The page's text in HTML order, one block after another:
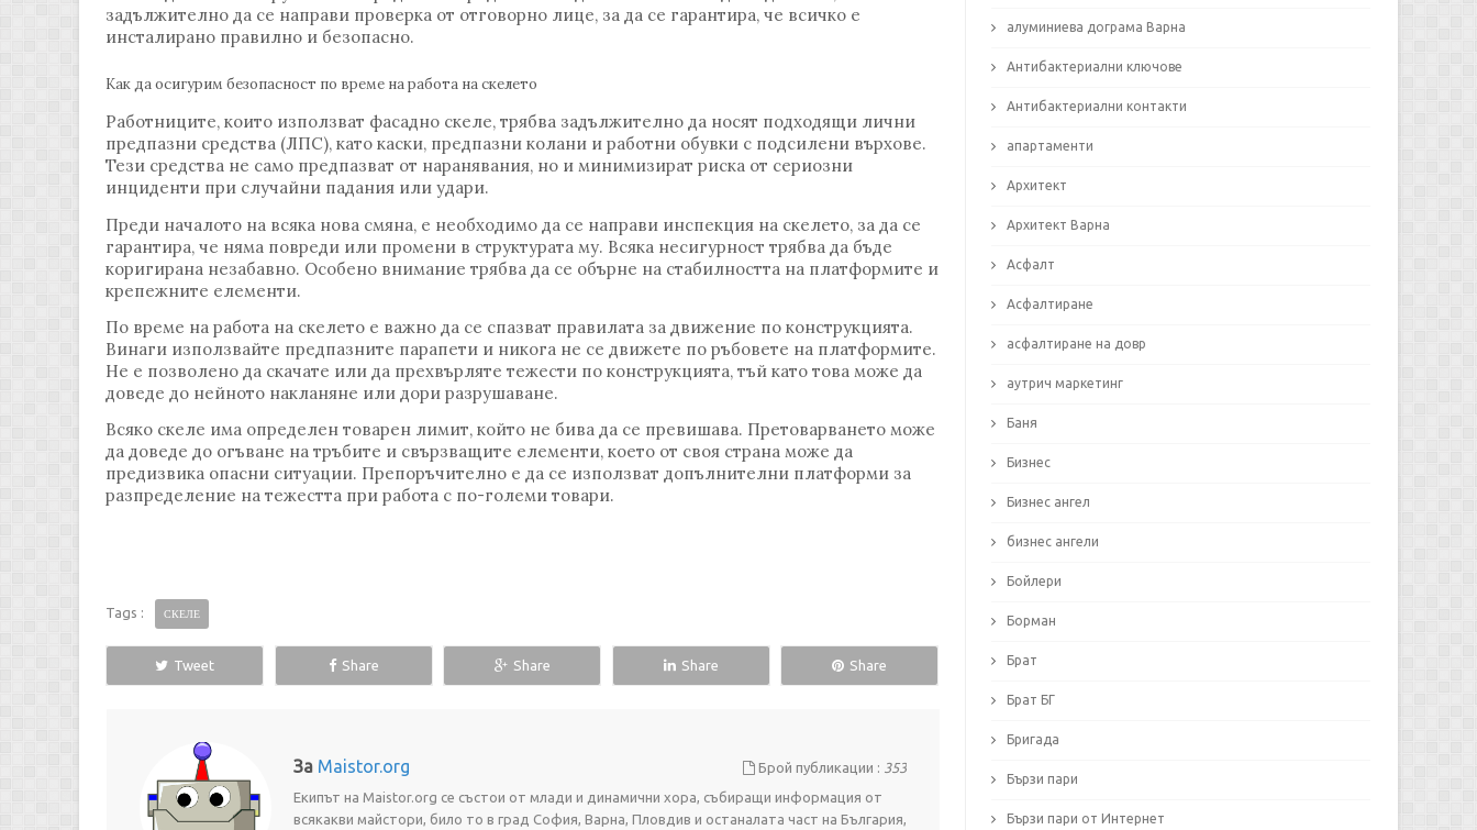
задължително да се направи проверка от отговорно лице, за да се гарантира, че всичко е
инсталирано правилно и безопасно.
Как да осигурим безопасност по време на работа на скелето
Работниците, които използват фасадно скеле, трябва задължително да носят подходящи лични
предпазни средства (ЛПС), като каски, предпазни колани и работни обувки с подсилени върхове.
Тези средства не само предпазват от наранявания, но и минимизират риска от сериозни
инциденти при случайни падания или удари.
Преди началото на всяка нова смяна, е необходимо да се направи инспекция на скелето, за да се
гарантира, че няма повреди или промени в структурата му. Всяка несигурност трябва да бъде
коригирана незабавно. Особено внимание трябва да се обърне на стабилността на платформите и
крепежните елементи.
По време на работа на скелето е важно да се спазват правилата за движение по конструкцията.
Винаги използвайте предпазните парапети и никога не се движете по ръбовете на платформите.
Не е позволено да скачате или да прехвърляте тежести по конструкцията, тъй като това може да
доведе до нейното накланяне или дори разрушаване.
Всяко скеле има определен товарен лимит, който не бива да се превишава. Претоварването може
да доведе до огъване на тръбите и свързващите елементи, което от своя страна може да
предизвика опасни ситуации. Препоръчително е да се използват допълнителни платформи за
разпределение на тежестта при работа с по-големи товари.
Tags : СКЕЛЕ
Tweet Share Share Share Share
За Maistor.org Брой публикации : 353
Екипът на Maistor.org се състои от млади и динамични хора, събиращи информация от
всякакви майстори, било то в град София, Варна, Пловдив и останалата част на България,
алуминиева дограма Варна
Антибактериални ключове
Антибактериални контакти
апартаменти
Архитект
Архитект Варна
Асфалт
Асфалтиране
асфалтиране на довр
аутрич маркетинг
Баня
Бизнес
Бизнес ангел
бизнес ангели
Бойлери
Борман
Брат
Брат БГ
Бригада
Бързи пари
Бързи пари от Интернет